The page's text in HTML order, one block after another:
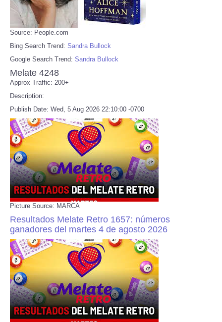
Source: People.com
Bing Search Trend: Sandra Bullock
Google Search Trend: Sandra Bullock
Melate 4248
Approx Traffic: 200+
Description:
Publish Date: Wed, 5 Aug 2026 22:10:00 -0700
Picture Source: MARCA
Resultados Melate Retro 1657: números
ganadores del martes 4 de agosto 2026